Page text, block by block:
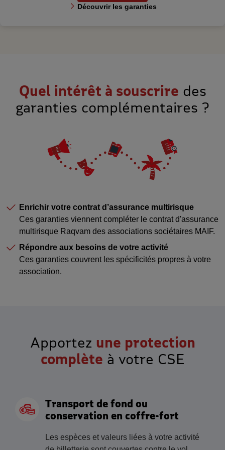
Découvrir les garanties
Quel intérêt à souscrire des
garanties complémentaires ?
Enrichir votre contrat d’assurance multirisque
Ces garanties viennent compléter le contrat d'assurance
multirisque Raqvam des associations sociétaires MAIF.
Répondre aux besoins de votre activité
Ces garanties couvrent les spécificités propres à votre
association.
Apportez une protection
complète à votre CSE
Transport de fond ou
conservation en coffre-fort
Les espèces et valeurs liées à votre activité